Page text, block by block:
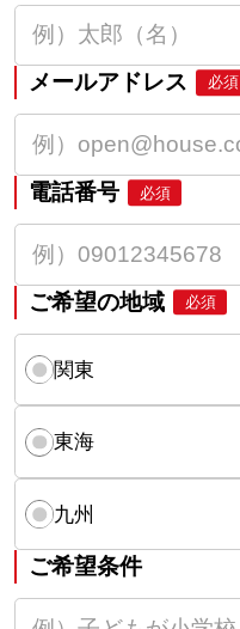
メールアドレス 必須
電話番号 必須
ご希望の地域 必須
関東
東海
九州
ご希望条件